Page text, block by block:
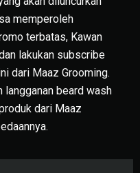
memperoleh
terbatas, Kawan
lakukan subscribe
dari Maaz Grooming.
langganan beard wash
dari Maaz